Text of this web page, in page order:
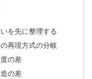
を先に整理する
再現方式の分岐
の差
の差